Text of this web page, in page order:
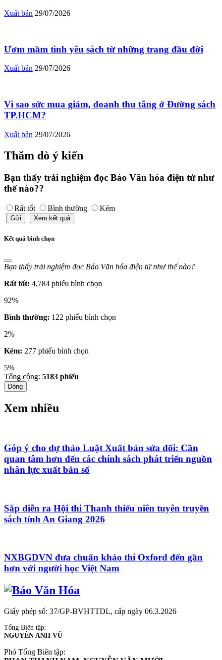
Xuất bản 29/07/2026
Ươm mầm tình yêu sách từ những trang đầu đời
Xuất bản 29/07/2026
Vì sao sức mua giảm, doanh thu tăng ở Đường sách
TP.HCM?
Xuất bản 29/07/2026
Thăm dò ý kiến
Bạn thấy trải nghiệm đọc Báo Văn hóa điện tử như
thế nào??
Rất tốt Bình thường Kém
Gửi Xem kết quả
Kết quả bình chọn
Bạn thấy trải nghiệm đọc Báo Văn hóa điện tử như thế nào?
Rất tốt: 4,784 phiếu bình chọn
92%
Bình thường: 122 phiếu bình chọn
2%
Kém: 277 phiếu bình chọn
5%
Tổng cộng: 5183 phiếu
Đóng
Xem nhiều
Góp ý cho dự thảo Luật Xuất bản sửa đổi: Cần
quan tâm hơn đến các chính sách phát triển nguồn
nhân lực xuất bản số
Sắp diễn ra Hội thi Thanh thiếu niên tuyên truyền
sách tỉnh An Giang 2026
NXBGDVN đưa chuẩn khảo thí Oxford đến gần
hơn với người học Việt Nam
Giấy phép số: 37/GP-BVHTTDL, cấp ngày 06.3.2026
Tổng Biên tập:
NGUYỄN ANH VŨ
Phó Tổng Biên tập: